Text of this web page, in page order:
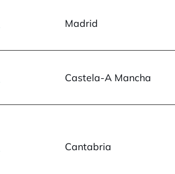
opens in a new tab
Madrid
opens in a new tabCastela-A Mancha
opens in a new tabCantabria